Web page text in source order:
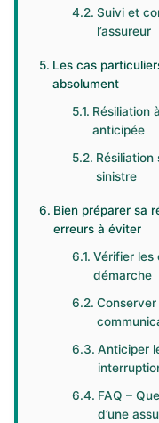
Suivi et
l’assureur
Les cas
absolument
Résiliation
anticipée
sinistre
Bien préparer sa
erreurs à éviter
Vérifier les
démarche
Anticiper
FAQ –
d’une